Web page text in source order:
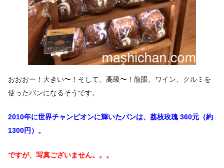
おおおー！大きい〜！そして、高級〜！龍眼、ワイン、クルミを
使ったパンになるそうです。
2010年に世界チャンピオンに輝いたパンは、 荔枝玫瑰 360元（約
1300円）。
ですが、写真ございません。。。